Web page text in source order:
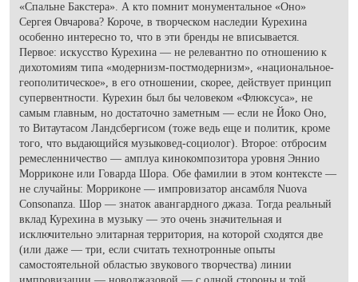
«Спальне Бакстера». А кто помнит монументальное «Оно»
Сергея Овчарова? Короче, в творческом наследии Курехина
особенно интересно то, что в эти бренды не вписывается.
Первое: искусство Курехина — не релевантно по отношению к
дихотомиям типа «модернизм-постмодернизм», «национальное-
геополитическое», в его отношении, скорее, действует принцип
супервентности. Курехин был бы человеком «Флюксуса», не
самым главным, но достаточно заметным — если не Йоко Оно,
то Витаутасом Ландсбергисом (тоже ведь еще и политик, кроме
того, что выдающийся музыковед-социолог). Второе: отбросим
ремесленничество — амплуа кинокомпозитора уровня Эннио
Морриконе или Говарда Шора. Обе фамилии в этом контексте —
не случайны: Морриконе — импровизатор ансамбля Nuova
Consonanza. Шор — знаток авангардного джаза. Тогда реальный
вклад Курехина в музыку — это очень значительная и
исключительно элитарная территория, на которой сходятся две
(или даже — три, если считать технотронные опыты
самостоятельной областью звукового творчества) линии